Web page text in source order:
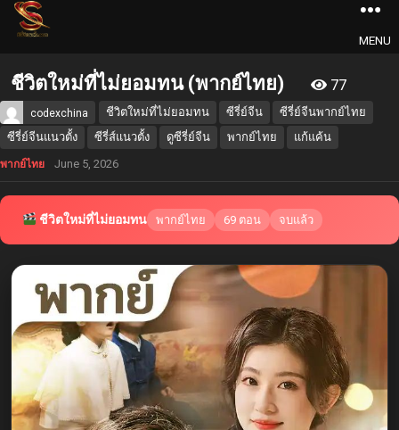
MENU
ชีวิตใหม่ที่ไม่ยอมทน (พากย์ไทย) 77
codexchina ชีวิตใหม่ที่ไม่ยอมทน ซีรี่ย์จีน
ซีรี่ย์จีนพากย์ไทย
ซีรี่ย์จีนแนวตั้ง
ซีรี่ส์แนวตั้ง ดูซีรี่ย์จีน พากย์ไทย แก้แค้น
พากย์ไทย June 5, 2026
ชีวิตใหม่ที่ไม่ยอมทน พากย์ไทย 69 ตอน จบแล้ว